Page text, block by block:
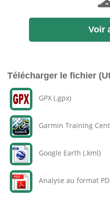
Voir
Télécharger le fichier
GPX (.gpx)
Garmin Training
Google Earth (.kml)
Analyse au format